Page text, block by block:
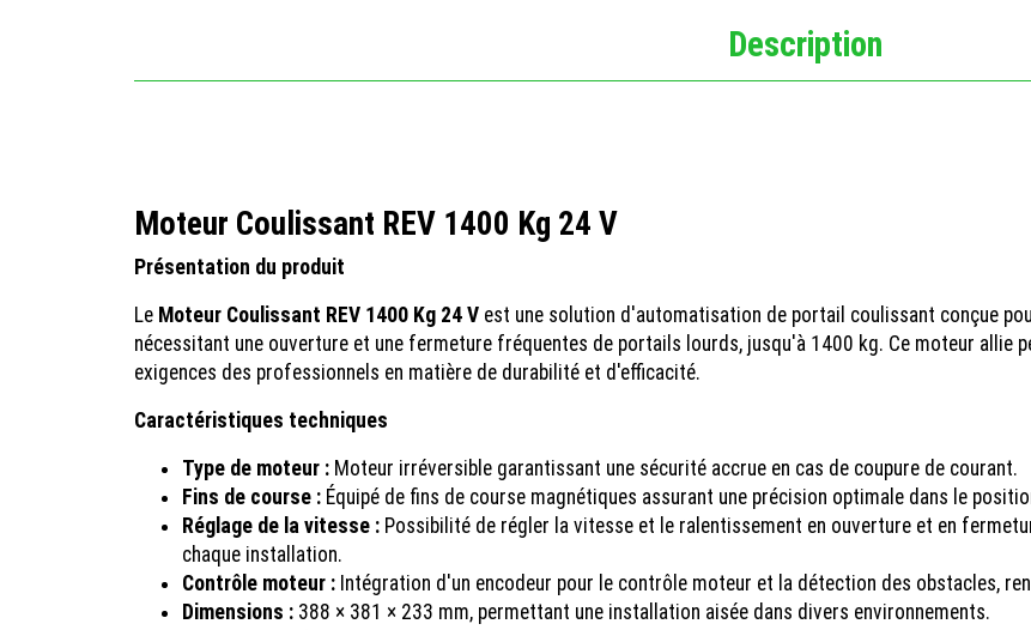
Description
Moteur Coulissant REV 1400 Kg 24 V
Présentation du produit
Le Moteur Coulissant REV 1400 Kg 24 V est une solution d'automatisation de portail coulissant conçue
nécessitant une ouverture et une fermeture fréquentes de portails lourds, jusqu'à 1400 kg. Ce moteur allie
exigences des professionnels en matière de durabilité et d'efficacité.
Caractéristiques techniques
Type de moteur : Moteur irréversible garantissant une sécurité accrue en cas de coupure de courant.
Fins de course : Équipé de fins de course magnétiques assurant une précision optimale dans le
Réglage de la vitesse : Possibilité de régler la vitesse et le ralentissement en ouverture et en
chaque installation.
Contrôle moteur : Intégration d'un encodeur pour le contrôle moteur et la détection des obstacles,
Dimensions : 388 × 381 × 233 mm, permettant une installation aisée dans divers environnements.